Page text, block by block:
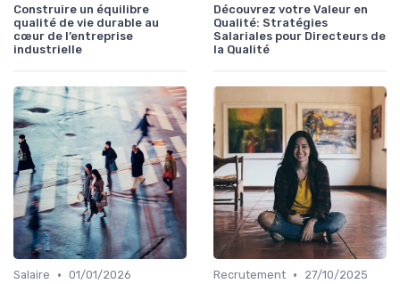
Construire un équilibre
qualité de vie durable au
cœur de l’entreprise
industrielle
Découvrez votre Valeur en
Qualité: Stratégies
Salariales pour Directeurs de
la Qualité
Salaire • 01/01/2026
Recrutement •
27/10/2025